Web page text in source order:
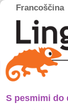
Francoščina
Home
Skip to primary content
Skip to secondary content
S pesmimi do